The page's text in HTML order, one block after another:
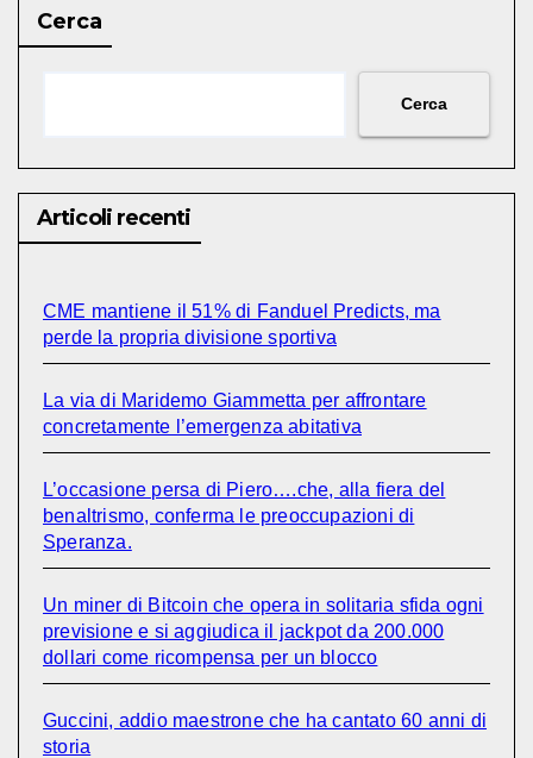
Cerca
Cerca
Articoli recenti
CME mantiene il 51% di Fanduel Predicts, ma
perde la propria divisione sportiva
La via di Maridemo Giammetta per affrontare
concretamente l’emergenza abitativa
L’occasione persa di Piero….che, alla fiera del
benaltrismo, conferma le preoccupazioni di
Speranza.
Un miner di Bitcoin che opera in solitaria sfida ogni
previsione e si aggiudica il jackpot da 200.000
dollari come ricompensa per un blocco
Guccini, addio maestrone che ha cantato 60 anni di
storia